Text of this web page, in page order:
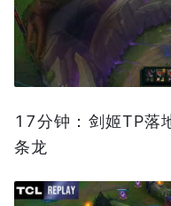
17分钟：剑姬TP落
条龙